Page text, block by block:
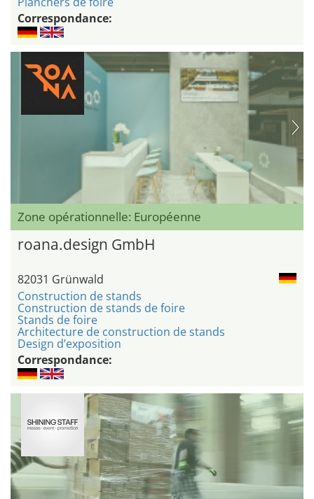
Correspondance:
Zone opérationnelle: Européenne
roana.design GmbH
82031 Grünwald
Construction de stands
Construction de stands de foire
Stands de foire
Architecture de construction de stands
Design d’exposition
Correspondance: